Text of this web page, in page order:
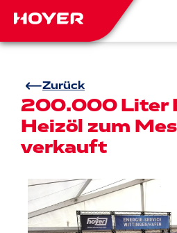
Zurück
200.000 Liter
Heizöl zum
verkauft